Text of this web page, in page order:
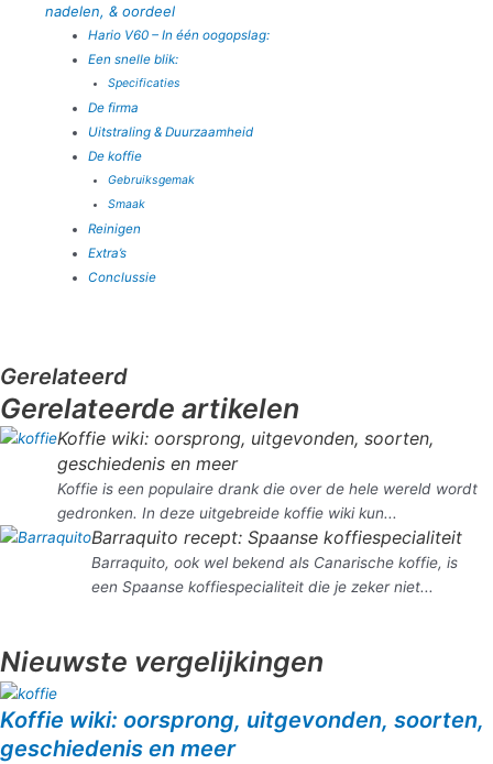
nadelen, & oordeel
Hario V60 – In één oogopslag:
Een snelle blik:
Specificaties
De firma
Uitstraling & Duurzaamheid
De koffie
Gebruiksgemak
Smaak
Reinigen
Extra’s
Conclussie
Gerelateerd
Gerelateerde artikelen
Koffie wiki: oorsprong, uitgevonden, soorten,
geschiedenis en meer
Koffie is een populaire drank die over de hele wereld wordt
gedronken. In deze uitgebreide koffie wiki kun...
Barraquito recept: Spaanse koffiespecialiteit
Barraquito, ook wel bekend als Canarische koffie, is
een Spaanse koffiespecialiteit die je zeker niet...
Nieuwste vergelijkingen
Koffie wiki: oorsprong, uitgevonden, soorten,
geschiedenis en meer